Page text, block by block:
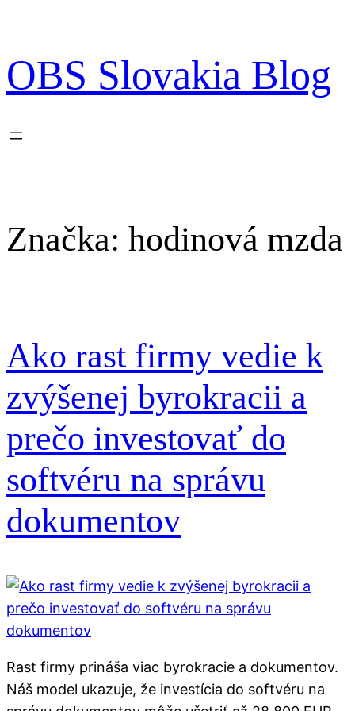
obsah
OBS Slovakia Blog
Značka: hodinová mzda
Ako rast firmy vedie k
zvýšenej byrokracii a
prečo investovať do
softvéru na správu
dokumentov
Rast firmy prináša viac byrokracie a dokumentov.
Náš model ukazuje, že investícia do softvéru na